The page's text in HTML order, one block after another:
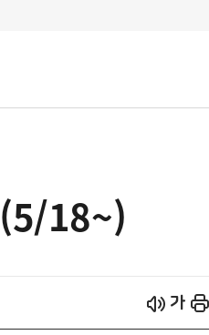
(5/18~)
시작
열기